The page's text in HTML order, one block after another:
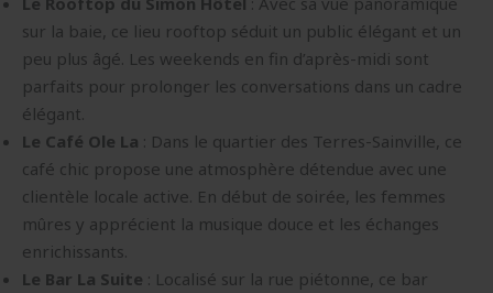
sur la baie, ce lieu rooftop séduit un public élégant et un
peu plus âgé. Les weekends en fin d’après-midi sont
parfaits pour prolonger les conversations dans un cadre
élégant.
Le Café Ole La : Dans le quartier des Terres-Sainville, ce
café chic propose une atmosphère détendue avec une
clientèle locale active. En début de soirée, les femmes
mûres y apprécient la musique douce et les échanges
enrichissants.
Le Bar La Suite : Localisé sur la rue piétonne, ce bar